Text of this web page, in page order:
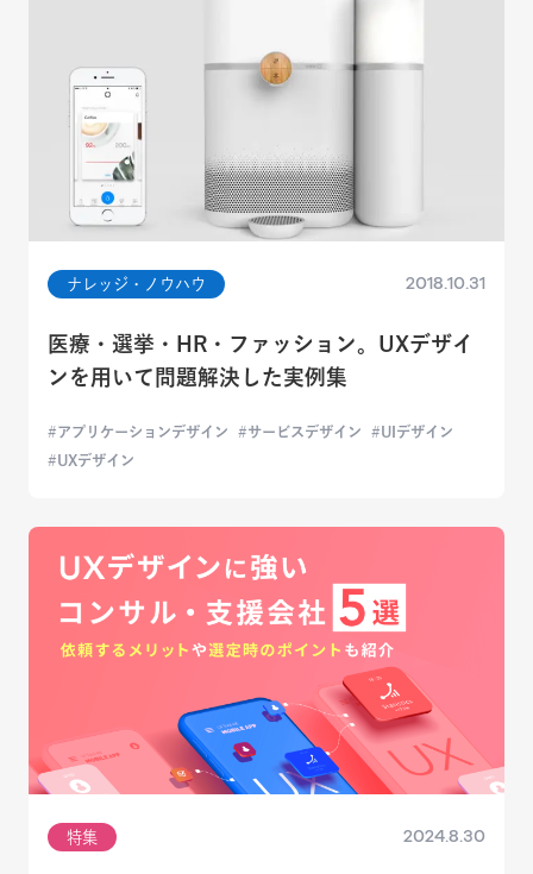
ナレッジ・ノウハウ 2018.10.31
医療・選挙・HR・ファッション。UXデザイ
ンを用いて問題解決した実例集
アプリケーションデザイン サービスデザイン
UIデザイン
UXデザイン
特集 2024.8.30